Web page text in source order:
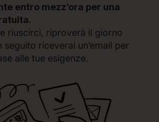
entro mezz’ora per una
riuscirci, riproverà il giorno
seguito riceverai un’email per
alle tue esigenze.